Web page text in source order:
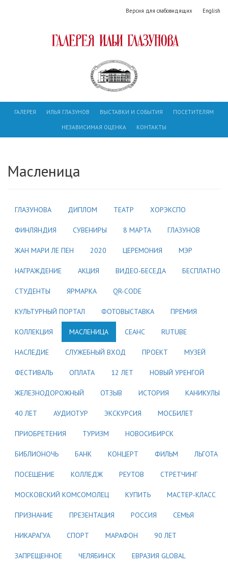
Версия для слабовидящих English
ГАЛЕРЕЯ ИЛЬЯ ГЛАЗУНОВ ВЫСТАВКИ И СОБЫТИЯ ПОСЕТИТЕЛЯМ
НЕЗАВИСИМАЯ ОЦЕНКА КОНТАКТЫ
Масленица
ГЛАЗУНОВА ДИПЛОМ ТЕАТР ХОРЭКСПО
ФИНЛЯНДИЯ СУВЕНИРЫ 8 МАРТА ГЛАЗУНОВ
ЖАН МАРИ ЛЕ ПЕН 2020 ЦЕРЕМОНИЯ МЭР
НАГРАЖДЕНИЕ АКЦИЯ ВИДЕО-БЕСЕДА БЕСПЛАТНО
СТУДЕНТЫ ЯРМАРКА QR-CODE
КУЛЬТУРНЫЙ ПОРТАЛ ФОТОВЫСТАВКА ПРЕМИЯ
КОЛЛЕКЦИЯ МАСЛЕНИЦА СЕАНС RUTUBE
НАСЛЕДИЕ СЛУЖЕБНЫЙ ВХОД ПРОЕКТ МУЗЕЙ
ФЕСТИВАЛЬ ОПЛАТА 12 ЛЕТ НОВЫЙ УРЕНГОЙ
ЖЕЛЕЗНОДОРОЖНЫЙ ОТЗЫВ ИСТОРИЯ КАНИКУЛЫ
40 ЛЕТ АУДИОТУР ЭКСКУРСИЯ МОСБИЛЕТ
ПРИОБРЕТЕНИЯ ТУРИЗМ НОВОСИБИРСК
БИБЛИОНОЧЬ БАНК КОНЦЕРТ ФИЛЬМ ЛЬГОТА
ПОСЕЩЕНИЕ КОЛЛЕДЖ РЕУТОВ СТРЕТЧИНГ
МОСКОВСКИЙ КОМСОМОЛЕЦ КУПИТЬ МАСТЕР-КЛАСС
ПРИЗНАНИЕ ПРЕЗЕНТАЦИЯ РОССИЯ СЕМЬЯ
НИКАРАГУА СПОРТ МАРАФОН 90 ЛЕТ
ЗАПРЕЩЕННОЕ ЧЕЛЯБИНСК ЕВРАЗИЯ GLOBAL